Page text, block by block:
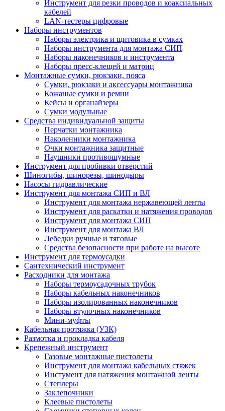
Инструмент для резки проводов и коаксиальных
кабелей
LAN-тестеры цифровые
Наборы инструментов
Наборы электрика и щитовика в сумках
Наборы инструмента для монтажа СИП
Наборы наконечников и инструмента
Наборы пресс-клещей и матриц
Монтажные сумки, рюкзаки, пояса
Сумки, рюкзаки и аксессуары монтажника
Кожаные сумки и ремни
Кейсы и органайзеры
Сумки модульные
Средства индивидуальной защиты
Перчатки монтажника
Наколенники монтажника
Очки монтажника защитные
Наушники противошумные
Инструмент для пробивки отверстий
Шиногибы, шинорезы, шинодыры
Насосы гидравлические
Инструмент для монтажа СИП и ВЛ
Инструмент для монтажа нержавеющей ленты
Инструмент для раскатки и натяжения проводов
Инструмент для монтажа СИП
Инструмент для монтажа ВЛ
Лебедки ручные и тяговые
Средства безопасности при работе на высоте
Инструмент для термоусадки
Сантехнический инструмент
Расходники для монтажа
Наборы термоусадочных трубок
Наборы кабельных наконечников
Наборы изолированных наконечников
Наборы втулочных наконечников
Мини-муфты
Кабельная протяжка (УЗК)
Размотка и прокладка кабеля
Крепежный инструмент
Газовые монтажные пистолеты
Инструмент для монтажа кабельных стяжек
Инстумент для натяжения монтажной ленты
Степлеры
Заклепочники
Клеевые пистолеты